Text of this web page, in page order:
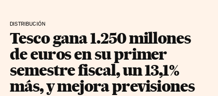
DISTRIBUCIÓN
Tesco gana 1.250 millones
de euros en su primer
semestre fiscal, un 13,1%
más, y mejora previsiones